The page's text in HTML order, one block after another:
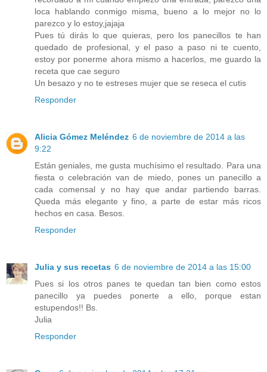
loca hablando conmigo misma, bueno a lo mejor no lo
parezco y lo estoy,jajaja
Pues tú dirás lo que quieras, pero los panecillos te han
quedado de profesional, y el paso a paso ni te cuento,
estoy por ponerme ahora mismo a hacerlos, me guardo la
receta que cae seguro
Un besazo y no te estreses mujer que se reseca el cutis
Responder
Alicia Gómez Meléndez 6 de noviembre de 2014 a las
9:22
Están geniales, me gusta muchísimo el resultado. Para una
fiesta o celebración van de miedo, pones un panecillo a
cada comensal y no hay que andar partiendo barras.
Queda más elegante y fino, a parte de estar más ricos
hechos en casa. Besos.
Responder
Julia y sus recetas 6 de noviembre de 2014 a las 15:00
Pues si los otros panes te quedan tan bien como estos
panecillo ya puedes ponerte a ello, porque estan
estupendos!! Bs.
Julia
Responder